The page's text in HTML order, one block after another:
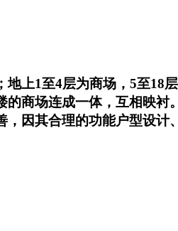
上1至4层为商场，5至18
商场连成一体，互相映
，因其合理的功能户型设计